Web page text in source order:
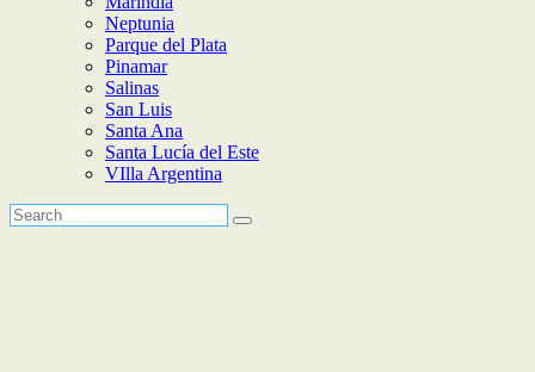
Neptunia
Parque del Plata
Pinamar
Salinas
San Luis
Santa Ana
Santa Lucía del Este
VIlla Argentina